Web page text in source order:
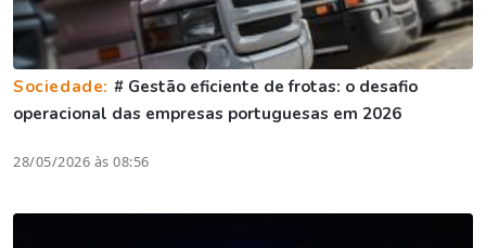
Sociedade: # Gestão eficiente de frotas: o desafio
operacional das empresas portuguesas em 2026
28/05/2026 às 08:56